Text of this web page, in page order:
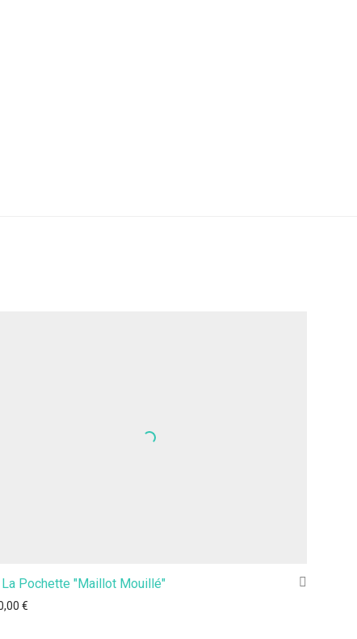
La Pochette "Maillot Mouillé"
€